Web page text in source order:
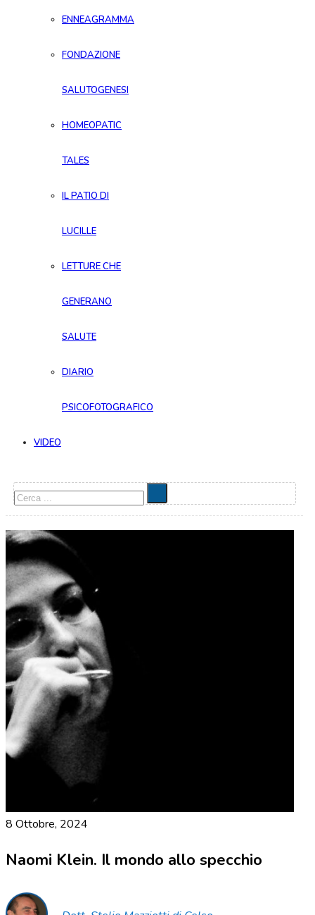
ENNEAGRAMMA
FONDAZIONE
SALUTOGENESI
HOMEOPATIC
TALES
IL PATIO DI
LUCILLE
LETTURE CHE
GENERANO
SALUTE
DIARIO
PSICOFOTOGRAFICO
VIDEO
Cerca
8 Ottobre, 2024
Naomi Klein. Il mondo allo specchio